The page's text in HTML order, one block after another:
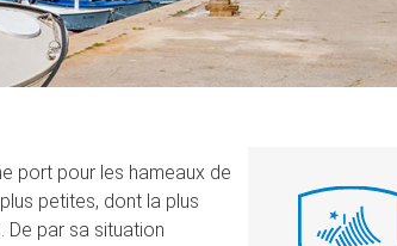
port pour les hameaux de
petites, dont la plus
De par sa situation